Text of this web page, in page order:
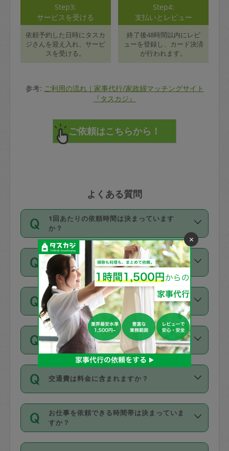
Step3:
サービスを受ける
依頼予約した日時にタスカ
ジさんを迎え入れ、サービ
スを受ける。
Step4:
支払いとレビュー
終了後48時間以内にレビ
ューを登録し、カード決済
が行われます。
参考: ご利用の流れ｜家事代行/家政婦マッチングサイト
『タスカジ』
よくある質問
1回あたりの依頼時間は決まっています
か？
依頼1回につき3時間固定です。3時間を
超えて依頼したい場合は、延長機能をご
利用ください。機能をご利用いただくに
は、タスカジさんに事前に相談し、合意
の上事前申請することが必要です。な
お、3時間を下回っても、値引き等はござ
いません。
価格はどうやって決まっていますか？
11種類の価格帯の中からタスカジさん自
身が価格を選んで設定しています。
タスカジさんの価格設定には最初は制限
があり、レビュー件数、レビューの平均
値、などで除々に設定可能な最高額が上
がっていく仕組みになっています。
支払い方法を教えてください
お支払方法はクレジットカード（Visa／
Master／JCB／AMERICAN EXPRESS／
Diners Club）のみとなります。
カード情報のご登録は、依頼リクエスト
を行う際にご入力ください。プロフィー
ル登録時にはご入力いただかなくても大
丈夫です。
デビットカード・プリペイドカード（Vプ
リカ、au WALLETなど）は支払にはご利
同じタスカジさんに定期的にお願いする場
合はお得になる？
依頼には「スポット」と「定期（毎週｜
隔週）」があり、「定期」の依頼は「ス
ポット」よりお得な料金でご利用できま
す。
定期の最低利用回数は設けていない代わ
りに、一定数を超えたキャンセルは有償
交通費は料金に含まれますか？
交通費は依頼料金とは別途発生し、依頼
料金のご請求と合わせてお支払いとなり
ます。交通費の金額は「依頼の詳細」に
お仕事を依頼できる時間帯は決まっていま
すか？
時間帯は3種類あります。いずれも１回あ
×